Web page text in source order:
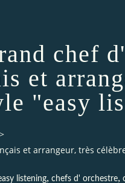
chef
et
"easy
>
et arrangeur, très
listening, chefs d' orchestre,